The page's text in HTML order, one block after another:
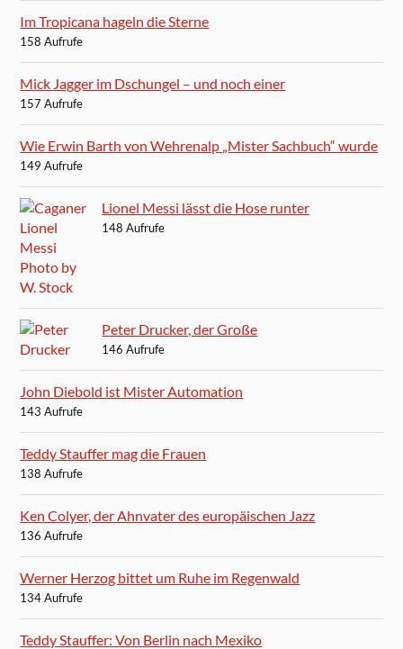
Im Tropicana hageln die Sterne
158 Aufrufe
Mick Jagger im Dschungel – und noch einer
157 Aufrufe
Wie Erwin Barth von Wehrenalp „Mister Sachbuch“ wurde
149 Aufrufe
Lionel Messi lässt die Hose runter
148 Aufrufe
Peter Drucker, der Große
146 Aufrufe
John Diebold ist Mister Automation
143 Aufrufe
Teddy Stauffer mag die Frauen
138 Aufrufe
Ken Colyer, der Ahnvater des europäischen Jazz
136 Aufrufe
Werner Herzog bittet um Ruhe im Regenwald
134 Aufrufe
Teddy Stauffer: Von Berlin nach Mexiko